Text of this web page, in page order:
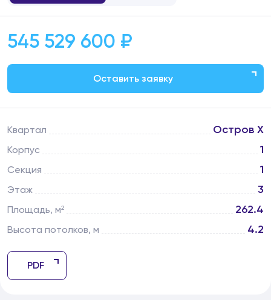
Квартал Остров Х
Корпус 1
Секция 1
Этаж 3
Площадь, м² 262.4
Высота потолков, м 4.2
PDF
545 529 600 ₽
Оставить заявку